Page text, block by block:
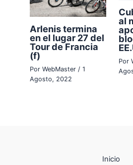
Arlenis termina
en el lugar 27 del
Tour de Francia
(f)
PorWebMaster/1
Agosto, 2022
al
Por
Inicio